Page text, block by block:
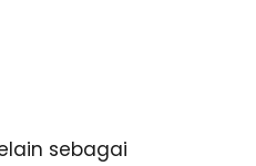
sebagai